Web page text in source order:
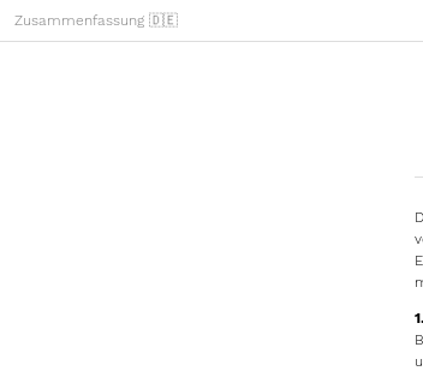
Zusammenfassung 🇩🇪